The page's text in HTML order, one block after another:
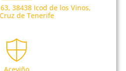
38438 Icod de los Vinos,
de Tenerife